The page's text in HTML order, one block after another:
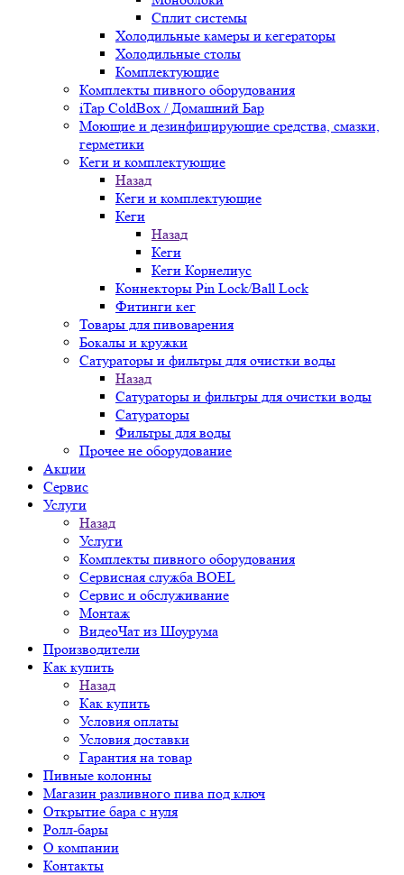
Сплит системы
Холодильные камеры и кегераторы
Холодильные столы
Комплектующие
Комплекты пивного оборудования
iTap ColdBox / Домашний Бар
Моющие и дезинфицирующие средства, смазки,
герметики
Кеги и комплектующие
Назад
Кеги и комплектующие
Кеги
Назад
Кеги
Кеги Корнелиус
Коннекторы Pin Lock/Ball Lock
Фитинги кег
Товары для пивоварения
Бокалы и кружки
Сатураторы и фильтры для очистки воды
Назад
Сатураторы и фильтры для очистки воды
Сатураторы
Фильтры для воды
Прочее не оборудование
Акции
Сервис
Услуги
Назад
Услуги
Комплекты пивного оборудования
Сервисная служба BOEL
Сервис и обслуживание
Монтаж
ВидеоЧат из Шоурума
Производители
Как купить
Назад
Как купить
Условия оплаты
Условия доставки
Гарантия на товар
Пивные колонны
Магазин разливного пива под ключ
Открытие бара с нуля
Ролл-бары
О компании
Контакты